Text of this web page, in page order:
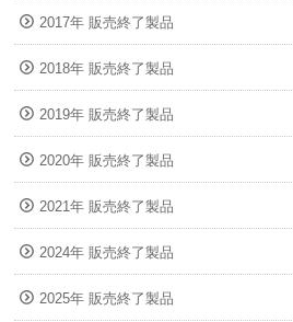
2017年 販売終了製品
2018年 販売終了製品
2019年 販売終了製品
2020年 販売終了製品
2021年 販売終了製品
2024年 販売終了製品
2025年 販売終了製品